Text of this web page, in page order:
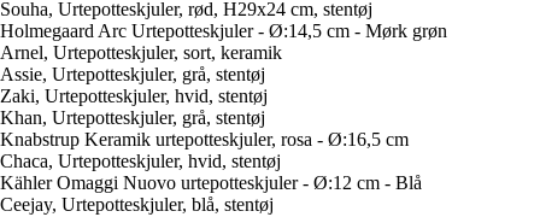
Souha, Urtepotteskjuler, rød, H29x24 cm, stentøj
Holmegaard Arc Urtepotteskjuler - Ø:14,5 cm - Mørk grøn
Arnel, Urtepotteskjuler, sort, keramik
Assie, Urtepotteskjuler, grå, stentøj
Zaki, Urtepotteskjuler, hvid, stentøj
Khan, Urtepotteskjuler, grå, stentøj
Knabstrup Keramik urtepotteskjuler, rosa - Ø:16,5 cm
Chaca, Urtepotteskjuler, hvid, stentøj
Kähler Omaggi Nuovo urtepotteskjuler - Ø:12 cm - Blå
Ceejay, Urtepotteskjuler, blå, stentøj